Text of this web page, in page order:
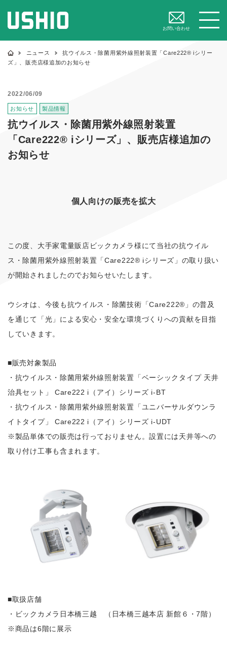
お問い合わせ
ニュース
抗ウイルス・除菌用紫外線照射装置「Care222® iシリー
ズ」、販売店様追加のお知らせ
2022/06/09
お知らせ 製品情報
抗ウイルス・除菌用紫外線照射装置
「Care222® iシリーズ」、販売店様追加の
お知らせ
個人向けの販売を拡大
この度、大手家電量販店ビックカメラ様にて当社の抗ウイル
ス・除菌用紫外線照射装置「Care222® iシリーズ」の取り扱い
が開始されましたのでお知らせいたします。
ウシオは、今後も抗ウイルス・除菌技術「Care222®」の普及
を通じて「光」による安心・安全な環境づくりへの貢献を目指
していきます。
■販売対象製品
・抗ウイルス・除菌用紫外線照射装置「ベーシックタイプ 天井
治具セット」 Care222 i（アイ）シリーズ i-BT
・抗ウイルス・除菌用紫外線照射装置「ユニバーサルダウンラ
イトタイプ」 Care222 i（アイ）シリーズ i-UDT
※製品単体での販売は行っておりません。設置には天井等への
取り付け工事も含まれます。
■取扱店舗
・ビックカメラ日本橋三越 （日本橋三越本店 新館６・7階）
※商品は6階に展示